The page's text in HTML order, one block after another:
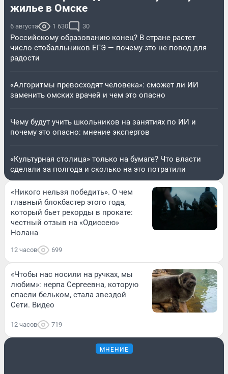
жилье в Омске
6 августа 1 630 30
Российскому образованию конец? В стране растет
число стобалльников ЕГЭ — почему это не повод для
радости
«Алгоритмы превосходят человека»: сможет ли ИИ
заменить омских врачей и чем это опасно
Чему будут учить школьников на занятиях по ИИ и
почему это опасно: мнение экспертов
«Культурная столица» только на бумаге? Что власти
сделали за полгода и сколько на это потратили
«Никого нельзя победить». О чем
главный блокбастер этого года,
который бьет рекорды в прокате:
честный отзыв на «Одиссею»
Нолана
12 часов 699
«Чтобы нас носили на ручках, мы
любим»: нерпа Сергеевна, которую
спасли бельком, стала звездой
Сети. Видео
12 часов 719
МНЕНИЕ